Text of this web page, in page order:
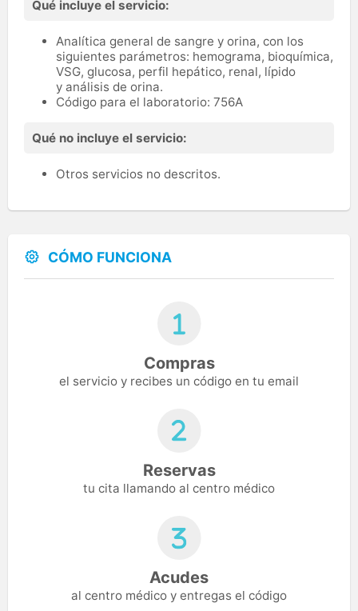
Qué incluye el servicio:
Analítica general de sangre y orina, con los
siguientes parámetros: hemograma, bioquímica,
VSG, glucosa, perfil hepático, renal, lípido
y análisis de orina.
Código para el laboratorio: 756A
Qué no incluye el servicio:
Otros servicios no descritos.
CÓMO FUNCIONA
Compras
el servicio y recibes un código en tu email
Reservas
tu cita llamando al centro médico
Acudes
al centro médico y entregas el código